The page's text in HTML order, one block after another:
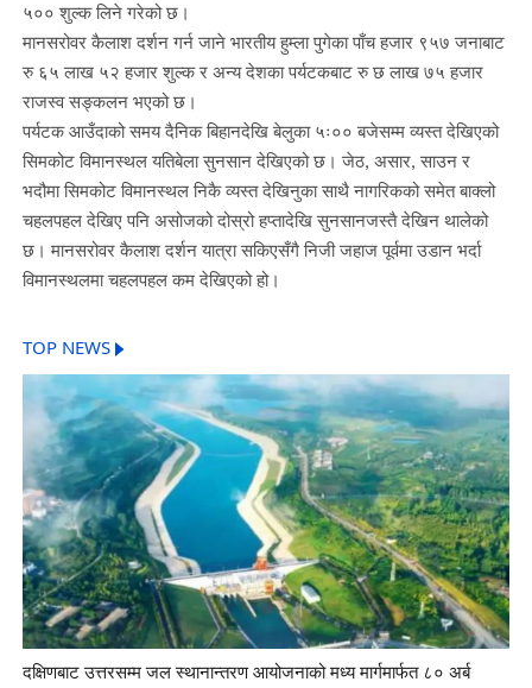
५०० शुल्क लिने गरेको छ।
मानसरोवर कैलाश दर्शन गर्न जाने भारतीय हुम्ला पुगेका पाँच हजार ९५७ जनाबाट
रु ६५ लाख ५२ हजार शुल्क र अन्य देशका पर्यटकबाट रु छ लाख ७५ हजार
राजस्व सङ्कलन भएको छ।
पर्यटक आउँदाको समय दैनिक बिहानदेखि बेलुका ५ः०० बजेसम्म व्यस्त देखिएको
सिमकोट विमानस्थल यतिबेला सुनसान देखिएको छ। जेठ, असार, साउन र
भदौमा सिमकोट विमानस्थल निकै व्यस्त देखिनुका साथै नागरिकको समेत बाक्लो
चहलपहल देखिए पनि असोजको दोस्रो हप्तादेखि सुनसानजस्तै देखिन थालेको
छ। मानसरोवर कैलाश दर्शन यात्रा सकिएसँगै निजी जहाज पूर्वमा उडान भर्दा
विमानस्थलमा चहलपहल कम देखिएको हो।
TOP NEWS
दक्षिणबाट उत्तरसम्म जल स्थानान्तरण आयोजनाको मध्य मार्गमार्फत ८० अर्ब